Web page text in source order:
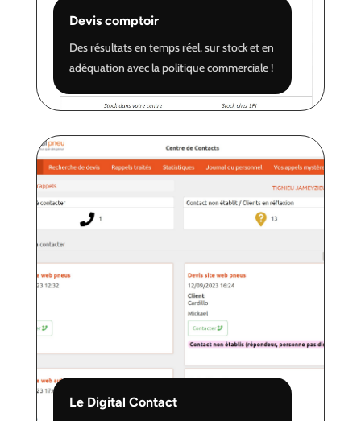
Devis comptoir
Des résultats en temps réel, sur stock et en
adéquation avec la politique commerciale !
Le Digital Contact